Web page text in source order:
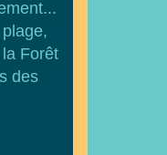
Forêt
des